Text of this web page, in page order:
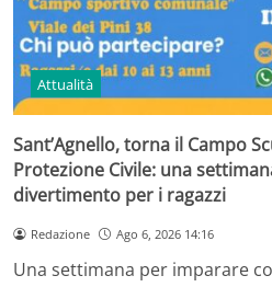
Attualità
Sant’Agnello, torna il Campo
Protezione Civile: una
divertimento per i ragazzi
Redazione Ago 6, 2026 14:16
Una settimana per imparare